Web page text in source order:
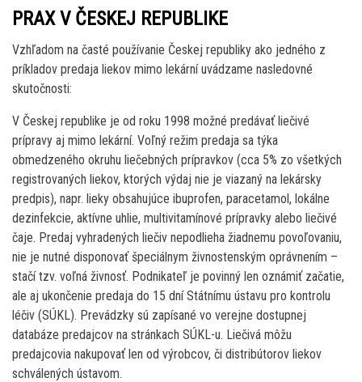
PRAX V ČESKEJ REPUBLIKE
Vzhľadom na časté používanie Českej republiky ako jedného z
príkladov predaja liekov mimo lekární uvádzame nasledovné
skutočnosti:
V Českej republike je od roku 1998 možné predávať liečivé
prípravy aj mimo lekární. Voľný režim predaja sa týka
obmedzeného okruhu liečebných prípravkov (cca 5% zo všetkých
registrovaných liekov, ktorých výdaj nie je viazaný na lekársky
predpis), napr. lieky obsahujúce ibuprofen, paracetamol, lokálne
dezinfekcie, aktívne uhlie, multivitamínové prípravky alebo liečivé
čaje. Predaj vyhradených liečiv nepodlieha žiadnemu povoľovaniu,
nie je nutné disponovať špeciálnym živnostenským oprávnením –
stačí tzv. voľná živnosť. Podnikateľ je povinný len oznámiť začatie,
ale aj ukončenie predaja do 15 dní Státnímu ústavu pro kontrolu
léčiv (SÚKL). Prevádzky sú zapísané vo verejne dostupnej
databáze predajcov na stránkach SÚKL-u. Liečivá môžu
predajcovia nakupovať len od výrobcov, či distribútorov liekov
schválených ústavom.